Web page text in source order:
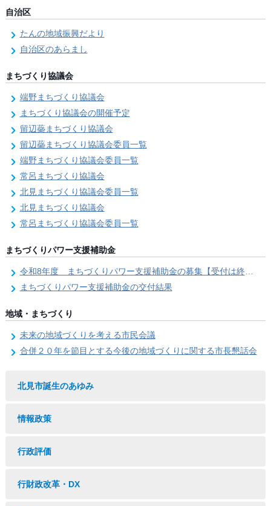
自治区
たんの地域振興だより
自治区のあらまし
まちづくり協議会
端野まちづくり協議会
まちづくり協議会の開催予定
留辺蘂まちづくり協議会
留辺蘂まちづくり協議会委員一覧
端野まちづくり協議会委員一覧
常呂まちづくり協議会
北見まちづくり協議会委員一覧
北見まちづくり協議会
常呂まちづくり協議会委員一覧
まちづくりパワー支援補助金
令和8年度 まちづくりパワー支援補助金の募集【受付は終了しました。】
まちづくりパワー支援補助金の交付結果
地域・まちづくり
未来の地域づくりを考える市民会議
合併２０年を節目とする今後の地域づくりに関する市長懇話会
北見市誕生のあゆみ
情報政策
行政評価
行財政改革・DX